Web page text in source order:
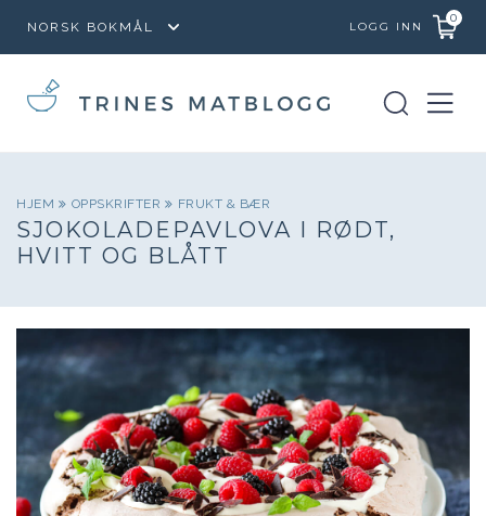
LOGG INN
0
HJEM OPPSKRIFTER FRUKT & BÆR
SJOKOLADEPAVLOVA I RØDT,
HVITT OG BLÅTT